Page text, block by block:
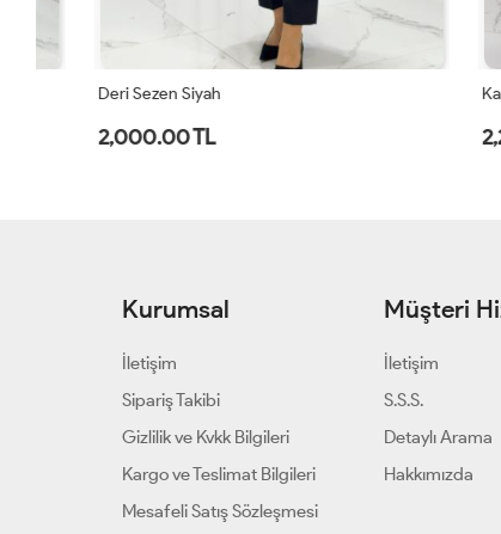
Deri Sezen Siyah
2,000.00 TL
Kap
Kurumsal
İletişim
Sipariş Takibi
Gizlilik ve Kvkk Bilgileri
Kargo ve Teslimat Bilgileri
Mesafeli Satış Sözleşmesi
Müşteri
İletişim
S.S.S.
Detaylı Arama
Hakkımızda